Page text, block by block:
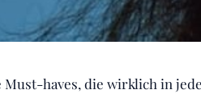
Must-haves, die wirklich in